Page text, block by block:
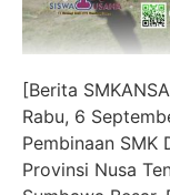
[Berita
Rabu, 6
Pembinaan SMK
Provinsi Nusa